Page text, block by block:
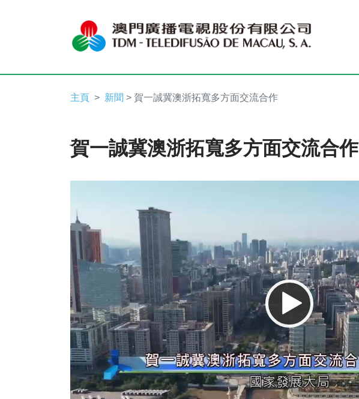
主頁 新聞 > 賀一誠冀澳浙拓寬多方面交流合作
賀一誠冀澳浙拓寬多方面交流合作